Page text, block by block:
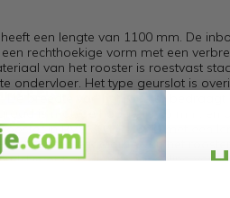
een lengte van 1100 mm. De
rechthoekige vorm met een
van het rooster is roestvast
ondervloer. Het type geurslot is
breedte van het rooster bedraagt
is mat, de hoogte is 65 mm, en
in RVS 304 (1.4301) met een
De materiaaldikte van het
J. De oppervlaktebehandeling van
verstelbaar opzetstuk N